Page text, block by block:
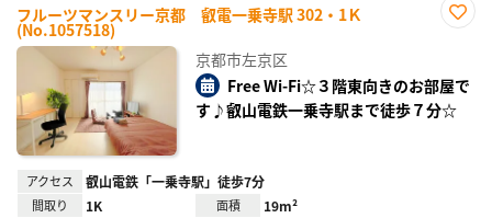
フルーツマンスリー京都 叡電一乗寺駅 302・1Ｋ
(No.1057518)
録
京都市左京区
Free Wi-Fi☆３階東向きのお部屋で
す♪叡山電鉄一乗寺駅まで徒歩７分☆
アクセス 叡山電鉄「一乗寺駅」徒歩7分
間取り 1K 面積 19m²